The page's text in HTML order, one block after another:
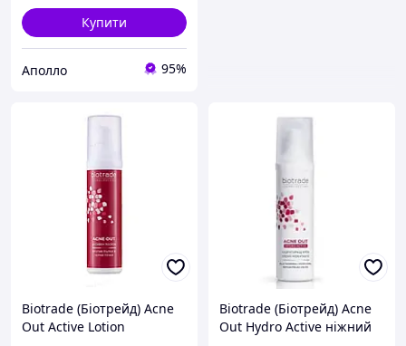
Купити
Аполло 95%
Biotrade (Біотрейд) Acne
Out Active Lotion
Biotrade (Біотрейд) Acne
Out Hydro Active ніжний